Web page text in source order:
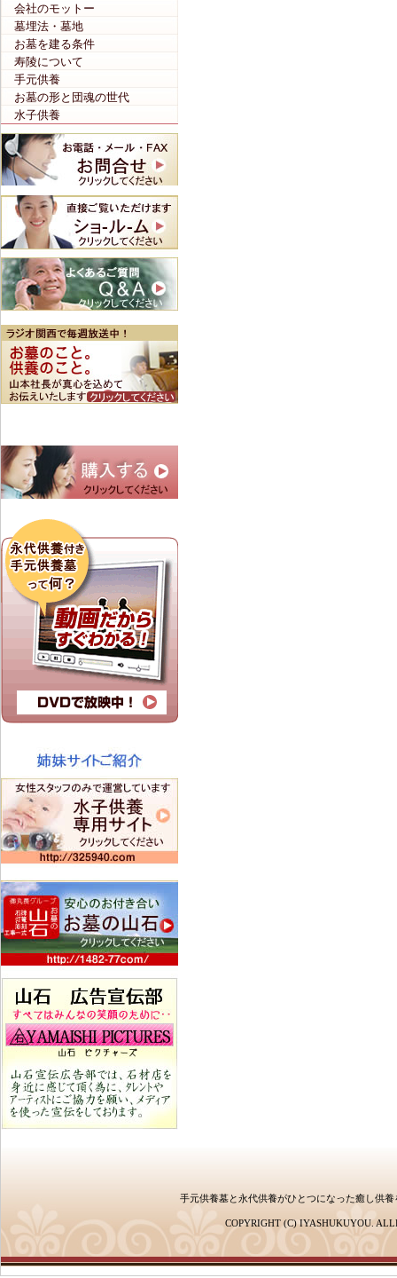
会社のモットー
墓埋法・墓地
お墓を建る条件
寿陵について
手元供養
お墓の形と団魂の世代
水子供養
手元供養墓と永代供養がひとつになった癒し供
COPYRIGHT (C) IYASHUKUYOU.